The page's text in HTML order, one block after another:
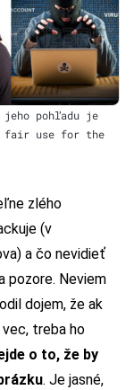
pohľadu je
fair use for the
zlého
(v
a čo nevidieť
pozore. Neviem
dojem, že ak
treba ho
o to, že by
. Je jasné,